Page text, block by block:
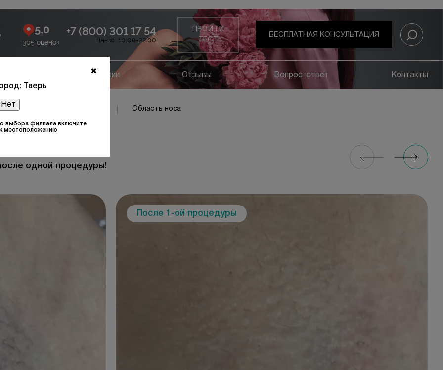
✖
Тверь
Нет
выбора филиала включите
местоположению
5,0
305 оценок
+7 (800) 301 17 54
пн-вс: 10:00-22:00
ПРОЙТИ
ТЕСТ
БЕСПЛАТНАЯ КОНСУЛЬТАЦИЯ
Отзывы Вопрос-ответ
Лицензии Контакты
щёк Область носа
одной процедуры!
После 1-ой процедуры